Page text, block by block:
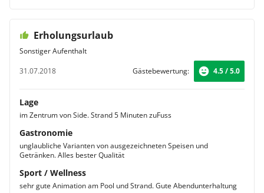
Erholungsurlaub
Sonstiger Aufenthalt
31.07.2018
Gästebewertung: 4.5 / 5.0
Lage
im Zentrum von Side. Strand 5 Minuten zuFuss
Gastronomie
unglaubliche Varianten von ausgezeichneten Speisen und
Getränken. Alles bester Qualität
Sport / Wellness
sehr gute Animation am Pool und Strand. Gute Abendunterhaltung